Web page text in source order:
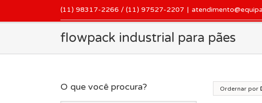
(11) 98317-2266 / (11) 97527-2207 |
flowpack industrial para pães
Ordernar por
O que você procura?